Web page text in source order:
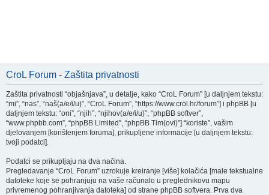
CroL Forum - Zaštita privatnosti
Zaštita privatnosti “objašnjava”, u detalje, kako “CroL Forum” [u daljnjem tekstu:
“mi”, “nas”, “naš(a/e/i/u)”, “CroL Forum”, “https://www.crol.hr/forum”] i phpBB [u
daljnjem tekstu: “oni”, “njih”, “njihov(a/e/i/u)”, “phpBB softver”,
“www.phpbb.com”, “phpBB Limited”, “phpBB Tim(ovi)”] “koriste”, vašim
djelovanjem [korištenjem foruma], prikupljene informacije [u daljnjem tekstu:
tvoji podatci].
Podatci se prikupljaju na dva načina.
Pregledavanje “CroL Forum” uzrokuje kreiranje [više] kolačića [male tekstualne
datoteke koje se pohranjuju na vaše računalo u preglednikovu mapu
privremenog pohranjivanja datoteka] od strane phpBB softvera. Prva dva